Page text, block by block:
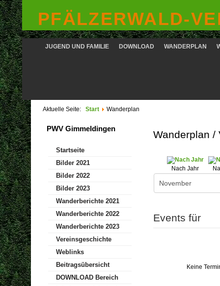
PFÄLZERWALD-
WANDERPLAN
DOWNLOAD
JUGEND UND FAMILIE
Aktuelle Seite: Start Wanderplan
Wanderplan /
Nach Jahr
Events für
Keine
PWV Gimmeldingen
Startseite
Bilder 2021
Bilder 2022
Bilder 2023
Wanderberichte 2021
Wanderberichte 2022
Wanderberichte 2023
Vereinsgeschichte
Weblinks
Beitragsübersicht
DOWNLOAD Bereich